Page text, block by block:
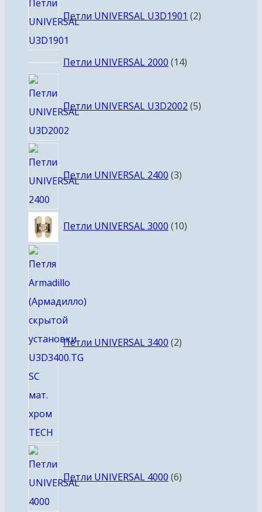
Петли UNIVERSAL U3D1901 2товара
Петли UNIVERSAL 2000 1414
Петли UNIVERSAL U3D2002 5товаров
Петли UNIVERSAL 2400 3товара
Петли UNIVERSAL 3000 1010
Петли UNIVERSAL 3400 2
Петли UNIVERSAL 4000 6товаров